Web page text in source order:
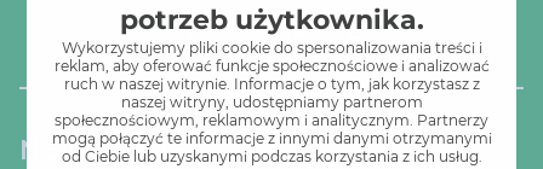
INFORMACJE
NEWSLETTER
potrzeb użytkownika.
Wykorzystujemy pliki cookie do spersonalizowania treści i
reklam, aby oferować funkcje społecznościowe i analizować
ruch w naszej witrynie. Informacje o tym, jak korzystasz z
naszej witryny, udostępniamy partnerom
społecznościowym, reklamowym i analitycznym. Partnerzy
mogą połączyć te informacje z innymi danymi otrzymanymi
od Ciebie lub uzyskanymi podczas korzystania z ich usług.